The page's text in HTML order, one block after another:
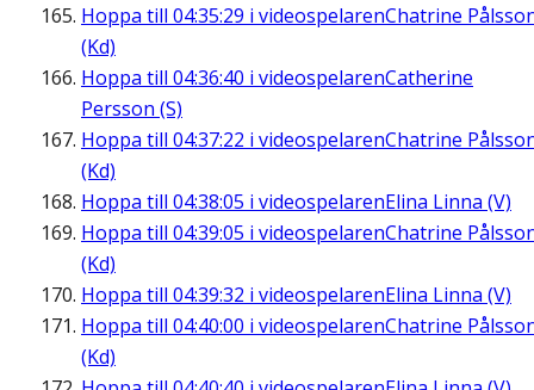
Hoppa till 04:35:29 i videospelarenChatrine
(Kd)
Hoppa till 04:36:40 i videospelarenCatherine
Persson (S)
Hoppa till 04:37:22 i videospelarenChatrine
(Kd)
Hoppa till 04:38:05 i videospelarenElina Linna (V)
Hoppa till 04:39:05 i videospelarenChatrine
(Kd)
Hoppa till 04:39:32 i videospelarenElina Linna (V)
Hoppa till 04:40:00 i videospelarenChatrine
(Kd)